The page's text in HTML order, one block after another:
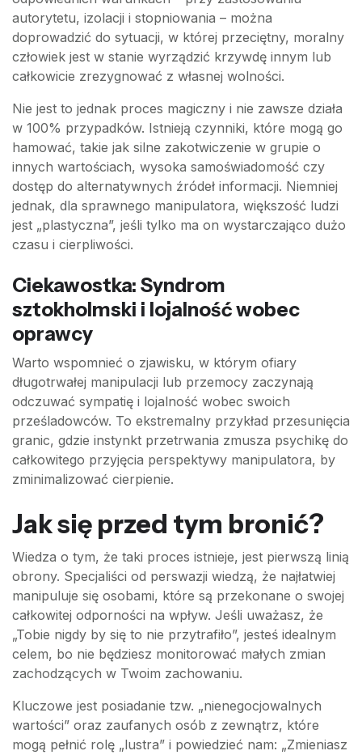
autorytetu, izolacji i stopniowania – można
doprowadzić do sytuacji, w której przeciętny, moralny
człowiek jest w stanie wyrządzić krzywdę innym lub
całkowicie zrezygnować z własnej wolności.
Nie jest to jednak proces magiczny i nie zawsze działa
w 100% przypadków. Istnieją czynniki, które mogą go
hamować, takie jak silne zakotwiczenie w grupie o
innych wartościach, wysoka samoświadomość czy
dostęp do alternatywnych źródeł informacji. Niemniej
jednak, dla sprawnego manipulatora, większość ludzi
jest „plastyczna”, jeśli tylko ma on wystarczająco dużo
czasu i cierpliwości.
Ciekawostka: Syndrom
sztokholmski i lojalność wobec
oprawcy
Warto wspomnieć o zjawisku, w którym ofiary
długotrwałej manipulacji lub przemocy zaczynają
odczuwać sympatię i lojalność wobec swoich
prześladowców. To ekstremalny przykład przesunięcia
granic, gdzie instynkt przetrwania zmusza psychikę do
całkowitego przyjęcia perspektywy manipulatora, by
zminimalizować cierpienie.
Jak się przed tym bronić?
Wiedza o tym, że taki proces istnieje, jest pierwszą linią
obrony. Specjaliści od perswazji wiedzą, że najłatwiej
manipuluje się osobami, które są przekonane o swojej
całkowitej odporności na wpływ. Jeśli uważasz, że
„Tobie nigdy by się to nie przytrafiło”, jesteś idealnym
celem, bo nie będziesz monitorować małych zmian
zachodzących w Twoim zachowaniu.
Kluczowe jest posiadanie tzw. „nienegocjowalnych
wartości” oraz zaufanych osób z zewnątrz, które
mogą pełnić rolę „lustra” i powiedzieć nam: „Zmieniasz